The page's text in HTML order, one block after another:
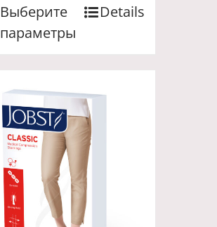
Выберите
параметры
Этот
товар
Опции
можно
выбрать
на
странице
товара.
Details